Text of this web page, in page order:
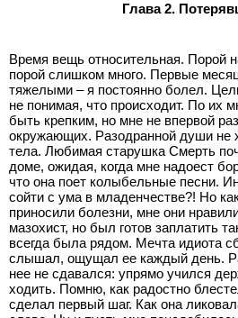
Глава 2.
Время вещь относительная. Порой
порой слишком много. Первые
тяжелыми – я постоянно болел.
не понимая, что происходит. По их
быть крепким, но мне не впервой
окружающих. Разодранной души не
тела. Любимая старушка Смерть
доме, ожидая, когда мне надоест
что она поет колыбельные песни.
сойти с ума в младенчестве?! Но
приносили болезни, мне они
мазохист, но был готов заплатить
всегда была рядом. Мечта идиота
слышал, ощущал ее каждый день.
нее не сдавался: упрямо учился
ходить. Помню, как радостно
сделал первый шаг. Как она